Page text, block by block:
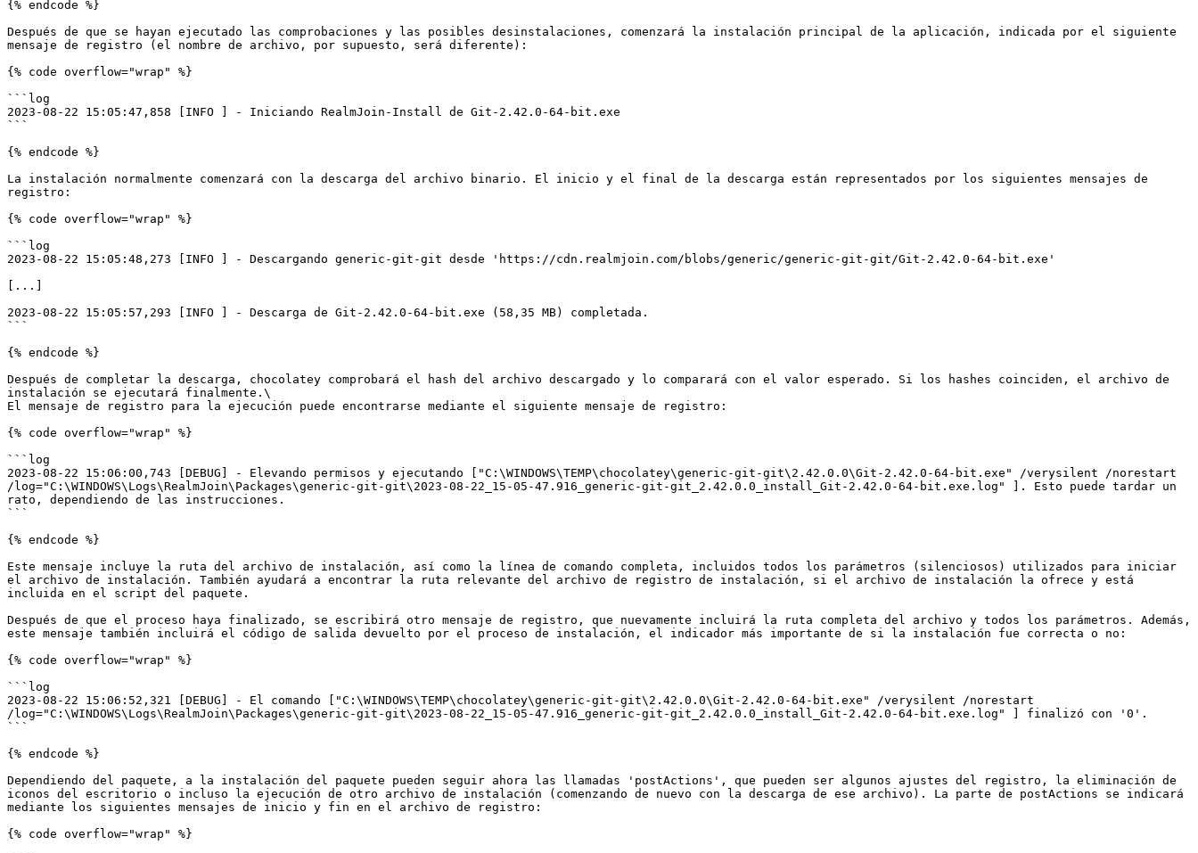
{% endcode %}
Después de que se hayan ejecutado las comprobaciones y las posibles desinstalaciones, comenzará la instalación principal de la aplicación, indicada por el siguiente
mensaje de registro (el nombre de archivo, por supuesto, será diferente):
{% code overflow="wrap" %}
```log
2023-08-22 15:05:47,858 [INFO ] - Iniciando RealmJoin-Install de Git-2.42.0-64-bit.exe
```
{% endcode %}
La instalación normalmente comenzará con la descarga del archivo binario. El inicio y el final de la descarga están representados por los siguientes mensajes de
registro:
{% code overflow="wrap" %}
```log
2023-08-22 15:05:48,273 [INFO ] - Descargando generic-git-git desde 'https://cdn.realmjoin.com/blobs/generic/generic-git-git/Git-2.42.0-64-bit.exe'
[...]
2023-08-22 15:05:57,293 [INFO ] - Descarga de Git-2.42.0-64-bit.exe (58,35 MB) completada.
```
{% endcode %}
Después de completar la descarga, chocolatey comprobará el hash del archivo descargado y lo comparará con el valor esperado. Si los hashes coinciden, el archivo de
instalación se ejecutará finalmente.\
El mensaje de registro para la ejecución puede encontrarse mediante el siguiente mensaje de registro:
{% code overflow="wrap" %}
```log
2023-08-22 15:06:00,743 [DEBUG] - Elevando permisos y ejecutando ["C:\WINDOWS\TEMP\chocolatey\generic-git-git\2.42.0.0\Git-2.42.0-64-bit.exe" /verysilent /norestart
/log="C:\WINDOWS\Logs\RealmJoin\Packages\generic-git-git\2023-08-22_15-05-47.916_generic-git-git_2.42.0.0_install_Git-2.42.0-64-bit.exe.log" ]. Esto puede tardar un
rato, dependiendo de las instrucciones.
```
{% endcode %}
Este mensaje incluye la ruta del archivo de instalación, así como la línea de comando completa, incluidos todos los parámetros (silenciosos) utilizados para iniciar
el archivo de instalación. También ayudará a encontrar la ruta relevante del archivo de registro de instalación, si el archivo de instalación la ofrece y está
incluida en el script del paquete.
Después de que el proceso haya finalizado, se escribirá otro mensaje de registro, que nuevamente incluirá la ruta completa del archivo y todos los parámetros. Además,
este mensaje también incluirá el código de salida devuelto por el proceso de instalación, el indicador más importante de si la instalación fue correcta o no:
{% code overflow="wrap" %}
```log
2023-08-22 15:06:52,321 [DEBUG] - El comando ["C:\WINDOWS\TEMP\chocolatey\generic-git-git\2.42.0.0\Git-2.42.0-64-bit.exe" /verysilent /norestart
/log="C:\WINDOWS\Logs\RealmJoin\Packages\generic-git-git\2023-08-22_15-05-47.916_generic-git-git_2.42.0.0_install_Git-2.42.0-64-bit.exe.log" ] finalizó con '0'.
```
{% endcode %}
Dependiendo del paquete, a la instalación del paquete pueden seguir ahora las llamadas 'postActions', que pueden ser algunos ajustes del registro, la eliminación de
iconos del escritorio o incluso la ejecución de otro archivo de instalación (comenzando de nuevo con la descarga de ese archivo). La parte de postActions se indicará
mediante los siguientes mensajes de inicio y fin en el archivo de registro:
{% code overflow="wrap" %}